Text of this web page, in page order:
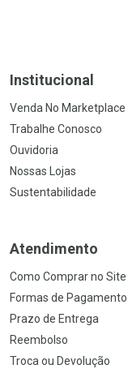
Institucional
Venda No Marketplace
Trabalhe Conosco
Ouvidoria
Nossas Lojas
Sustentabilidade
Atendimento
Como Comprar no Site
Formas de Pagamento
Prazo de Entrega
Reembolso
Troca ou Devolução